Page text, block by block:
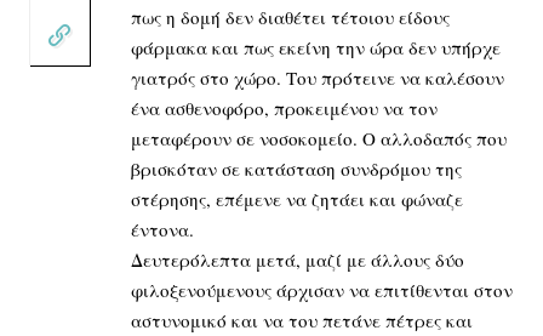
πως η δομή δεν διαθέτει τέτοιου είδους
φάρμακα και πως εκείνη την ώρα δεν υπήρχε
γιατρός στο χώρο. Του πρότεινε να καλέσουν
ένα ασθενοφόρο, προκειμένου να τον
μεταφέρουν σε νοσοκομείο. Ο αλλοδαπός που
βρισκόταν σε κατάσταση συνδρόμου της
στέρησης, επέμενε να ζητάει και φώναζε
έντονα.
Δευτερόλεπτα μετά, μαζί με άλλους δύο
φιλοξενούμενους άρχισαν να επιτίθενται στον
αστυνομικό και να του πετάνε πέτρες και